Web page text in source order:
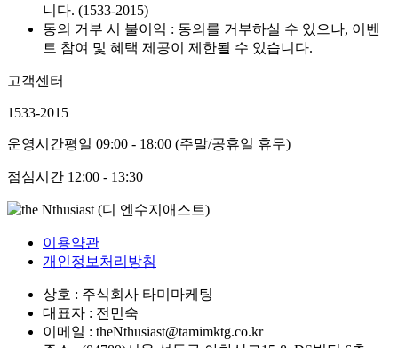
니다. (1533-2015)
동의 거부 시 불이익 : 동의를 거부하실 수 있으나, 이벤
트 참여 및 혜택 제공이 제한될 수 있습니다.
고객센터
1533-2015
운영시간평일 09:00 - 18:00 (주말/공휴일 휴무)
점심시간 12:00 - 13:30
이용약관
개인정보처리방침
상호 : 주식회사 타미마케팅
대표자 : 전민숙
이메일 : theNthusiast@tamimktg.co.kr